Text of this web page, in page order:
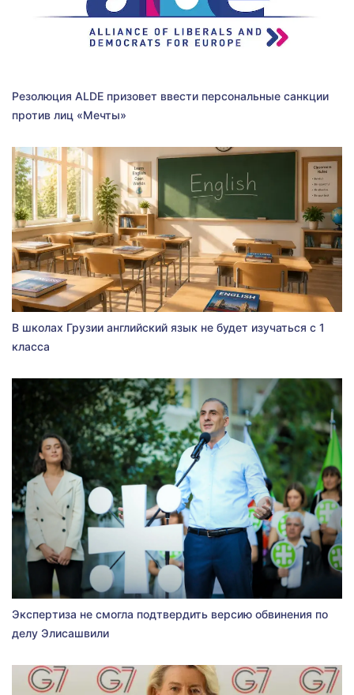
Резолюция ALDE призовет ввести персональные санкции
против лиц «Мечты»
В школах Грузии английский язык не будет изучаться с 1
класса
Экспертиза не смогла подтвердить версию обвинения по
делу Элисашвили